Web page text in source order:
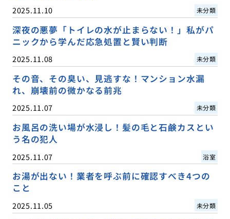
2025.11.10 未分類
深夜の悪夢「トイレの水が止まらない！」私がパ
ニックから学んだ応急処置と賢い判断
2025.11.08 未分類
その音、その臭い、見逃すな！マンション水漏
れ、崩壊前の微かなる前兆
2025.11.07 未分類
お風呂の洗い場が水浸し！髪の毛と石鹸カスとい
う名の犯人
2025.11.07 浴室
お湯が出ない！業者を呼ぶ前に確認すべき4つの
こと
2025.11.05 未分類